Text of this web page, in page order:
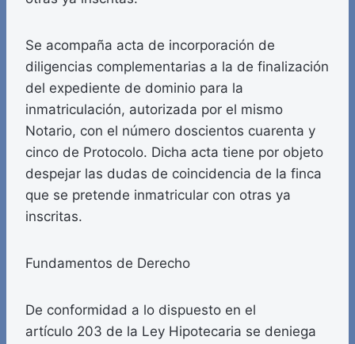
Se acompaña acta de incorporación de
diligencias complementarias a la de finalización
del expediente de dominio para la
inmatriculación, autorizada por el mismo
Notario, con el número doscientos cuarenta y
cinco de Protocolo. Dicha acta tiene por objeto
despejar las dudas de coincidencia de la finca
que se pretende inmatricular con otras ya
inscritas.
Fundamentos de Derecho
De conformidad a lo dispuesto en el
artículo 203 de la Ley Hipotecaria se deniega